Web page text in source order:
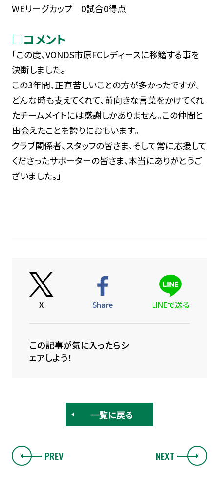
WEリーグカップ 0試合0得点
□コメント
「この度、VONDS市原FCレディースに移籍する事を
決断しました。
この3年間、正直苦しいことの方が多かったですが、
どんな時も支えてくれて、前向きな言葉をかけてくれ
たチームメイトには感謝しかありません。この仲間と
出会えたことを誇りにおもいます。
クラブ関係者、スタッフの皆さま、そして常に応援して
くださったサポーターの皆さま、本当にありがとうご
ざいました。」
X Share LINEで送る
この記事が気に入ったらシ
ェアしよう！
一覧に戻る
PREV NEXT